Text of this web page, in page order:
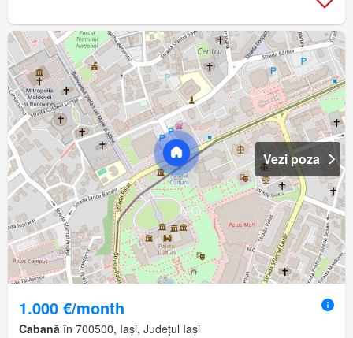
Vezi poza
1.000 €/month
Cabană în 700500, Iași, Județul Iași